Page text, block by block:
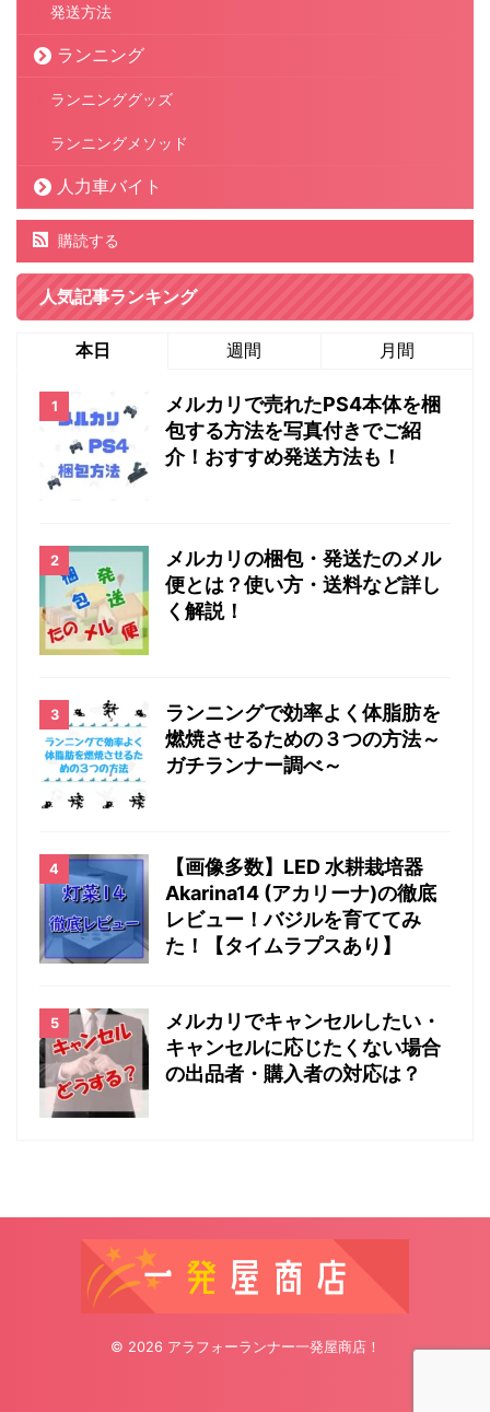
発送方法
ランニング
ランニンググッズ
ランニングメソッド
人力車バイト
購読する
人気記事ランキング
本日 週間 月間
メルカリで売れたPS4本体を梱
包する方法を写真付きでご紹
介！おすすめ発送方法も！
メルカリの梱包・発送たのメル
便とは？使い方・送料など詳し
く解説！
ランニングで効率よく体脂肪を
燃焼させるための３つの方法～
ガチランナー調べ～
【画像多数】LED 水耕栽培器
Akarina14 (アカリーナ)の徹底
レビュー！バジルを育ててみ
た！【タイムラプスあり】
メルカリでキャンセルしたい・
キャンセルに応じたくない場合
の出品者・購入者の対応は？
© 2026 アラフォーランナー一発屋商店！